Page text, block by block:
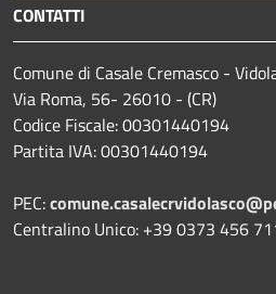
CONTATTI
Comune di Casale Cremasco -
Via Roma, 56- 26010 - (CR)
Codice Fiscale: 00301440194
Partita IVA: 00301440194
PEC:
Centralino Unico: +39 0373 456